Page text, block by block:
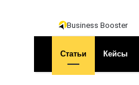
Business Booster
Статьи Кейсы